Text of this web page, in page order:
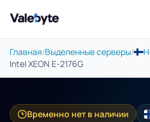
Valebyte
Главная/Выделенные серверы/
Intel XEON E-2176G
Временно нет в наличии